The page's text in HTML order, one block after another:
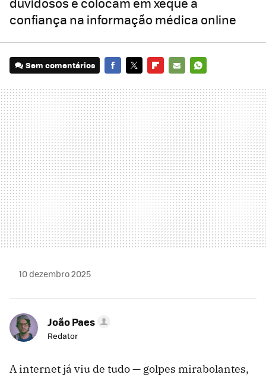
confiança na informação médica online
Sem comentários
MAIL
10 dezembro 2025
João Paes
Redator
A internet já viu de tudo — golpes mirabolantes,